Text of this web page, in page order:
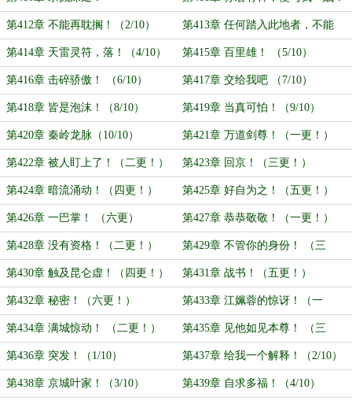
（1/10）
第412章 不能再耽搁！（2/10） 第413章 任何踏入此地者，不能
留！（3/10）
第414章 天雷灵符，落！（4/10） 第415章 百里雄！ （5/10）
第416章 击碎骄傲！ （6/10） 第417章 交给我吧 （7/10）
第418章 皆是泡沫！（8/10） 第419章 当真可怕！（9/10）
第420章 秦岭龙脉（10/10） 第421章 万道剑尊！（一更！）
第422章 被人盯上了！（二更！） 第423章 回京！（三更！）
第424章 暗流涌动！（四更！） 第425章 好自为之！（五更！）
第426章 一巴掌！ （六更） 第427章 恭恭敬敬！（一更！）
第428章 没有资格！（二更！） 第429章 不管你的身份！ （三
更！）
第430章 触及昆仑虚！（四更！） 第431章 战书！（五更！）
第432章 秘密！（六更！） 第433章 江姵蓉的惊讶！（一
更！）
第434章 满城惊动！ （二更！） 第435章 见他如见本尊！ （三
更！）
第436章 突发！（1/10） 第437章 给我一个解释！（2/10）
第438章 京城叶家！（3/10） 第439章 自求多福！（4/10）